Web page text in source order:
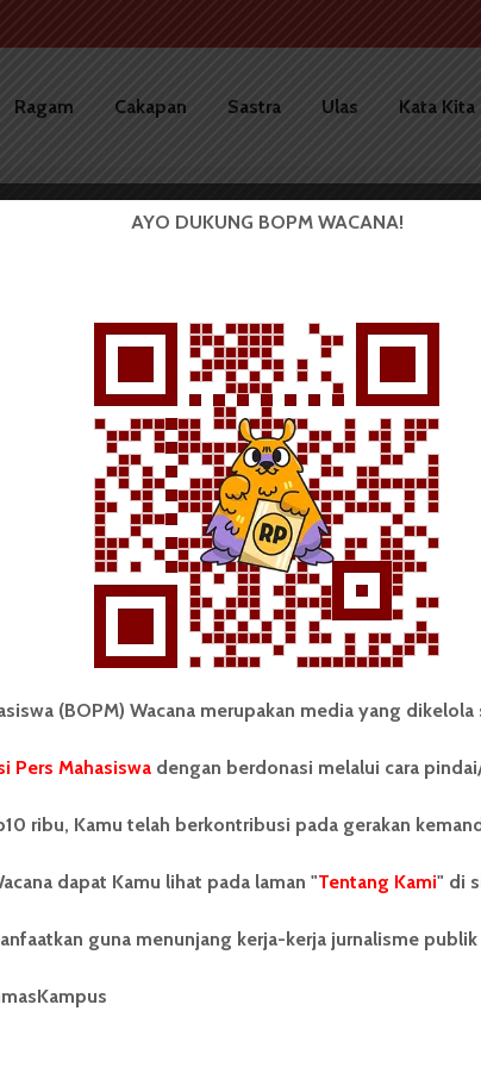
Ragam Cakapan Sastra Ulas Kata Kita
PUISI
Kisah Sang Hitam dan Makian
Redaksi 2 November 2014 1 menit waktu baca
Pers Mahasiswa (BOPM)
di luar kampus dan dikelola
oleh mahasiswa
BOPM Wacana merupakan
Sumatera Utara
berdiri pada 1 Juli 1995.
Tentang Kami
Kontribusi
AYO DUKUNG BOPM WACANA!
(BOPM) Wacana merupakan media yang
Pers Mahasiswadengan berdonasi melalui cara
ribu, Kamu telah berkontribusi pada gerakan
dapat Kamu lihat pada laman "Tentang Kami" di
guna menunjang kerja-kerja jurnalisme publik